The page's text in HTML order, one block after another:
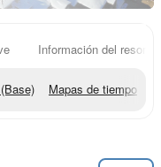
Información del resort
(Base) Mapas de tiempo